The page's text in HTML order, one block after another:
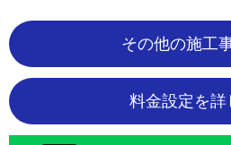
その他の施工
料金設定を詳